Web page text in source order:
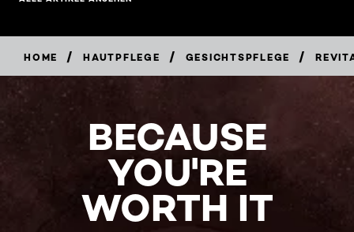
HOME / HAUTPFLEGE / GESICHTSPFLEGE /
BECAUSE
YOU'RE
WORTH IT